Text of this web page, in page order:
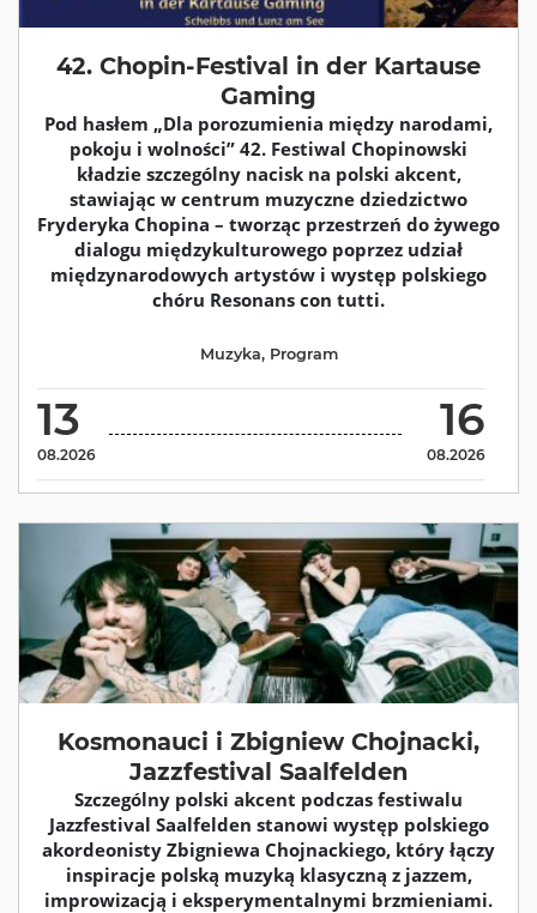
42. Chopin-Festival in der Kartause
Gaming
Pod hasłem „Dla porozumienia między narodami,
pokoju i wolności” 42. Festiwal Chopinowski
kładzie szczególny nacisk na polski akcent,
stawiając w centrum muzyczne dziedzictwo
Fryderyka Chopina – tworząc przestrzeń do żywego
dialogu międzykulturowego poprzez udział
międzynarodowych artystów i występ polskiego
chóru Resonans con tutti.
13
08.2026
16
08.2026
Muzyka, Program
Kosmonauci i Zbigniew Chojnacki,
Jazzfestival Saalfelden
Szczególny polski akcent podczas festiwalu
Jazzfestival Saalfelden stanowi występ polskiego
akordeonisty Zbigniewa Chojnackiego, który łączy
inspiracje polską muzyką klasyczną z jazzem,
improwizacją i eksperymentalnymi brzmieniami.